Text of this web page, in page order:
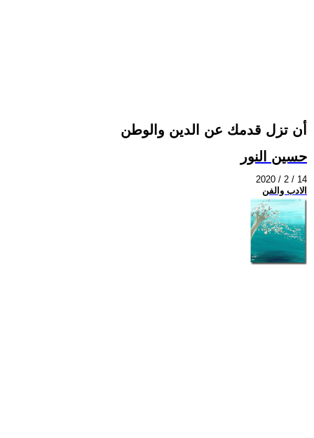
أن تزل قدمك عن الدين والوطن
حسين النور
2020 / 2 / 14
الادب والفن